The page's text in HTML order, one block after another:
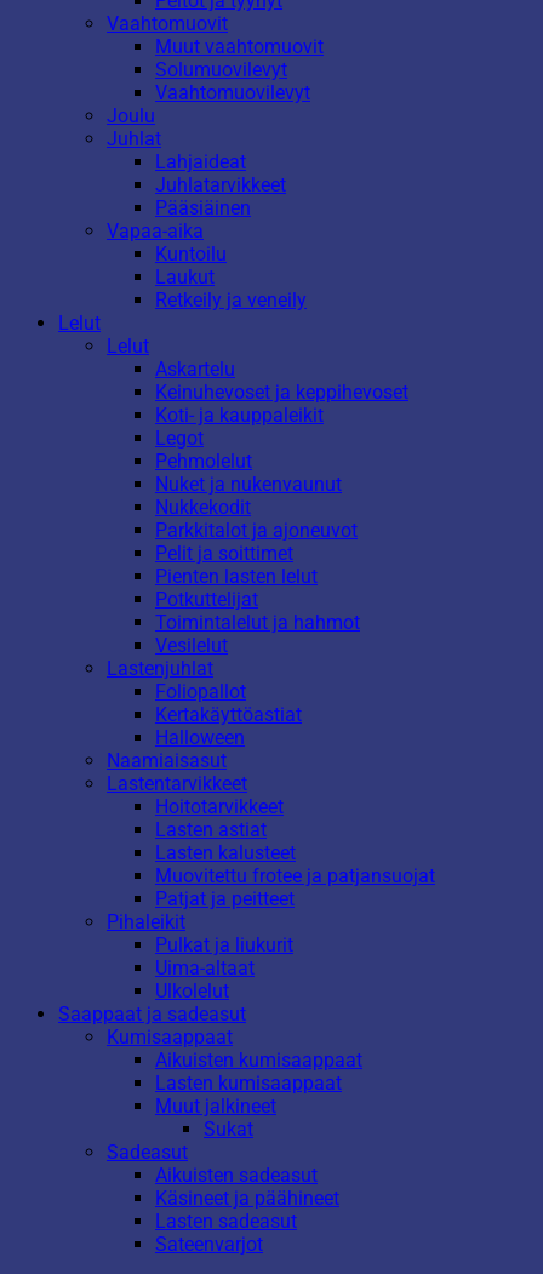
Vaahtomuovit
Muut vaahtomuovit
Solumuovilevyt
Vaahtomuovilevyt
Joulu
Juhlat
Lahjaideat
Juhlatarvikkeet
Pääsiäinen
Vapaa-aika
Kuntoilu
Laukut
Retkeily ja veneily
Lelut
Lelut
Askartelu
Keinuhevoset ja keppihevoset
Koti- ja kauppaleikit
Legot
Pehmolelut
Nuket ja nukenvaunut
Nukkekodit
Parkkitalot ja ajoneuvot
Pelit ja soittimet
Pienten lasten lelut
Potkuttelijat
Toimintalelut ja hahmot
Vesilelut
Lastenjuhlat
Foliopallot
Kertakäyttöastiat
Halloween
Naamiaisasut
Lastentarvikkeet
Hoitotarvikkeet
Lasten astiat
Lasten kalusteet
Muovitettu frotee ja patjansuojat
Patjat ja peitteet
Pihaleikit
Pulkat ja liukurit
Uima-altaat
Ulkolelut
Saappaat ja sadeasut
Kumisaappaat
Aikuisten kumisaappaat
Lasten kumisaappaat
Muut jalkineet
Sukat
Sadeasut
Aikuisten sadeasut
Käsineet ja päähineet
Lasten sadeasut
Sateenvarjot